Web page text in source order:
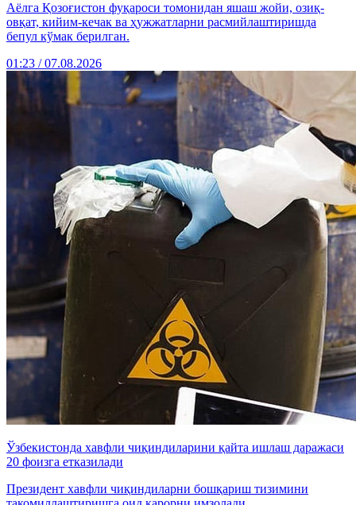
Аёлга Қозоғистон фуқароси томонидан яшаш жойи, озиқ-
овқат, кийим-кечак ва ҳужжатларни расмийлаштиришда
бепул кўмак берилган.
01:23 / 07.08.2026
Ўзбекистонда хавфли чиқиндиларини қайта ишлаш даражаси
20 фоизга етказилади
Президент хавфли чиқиндиларни бошқариш тизимини